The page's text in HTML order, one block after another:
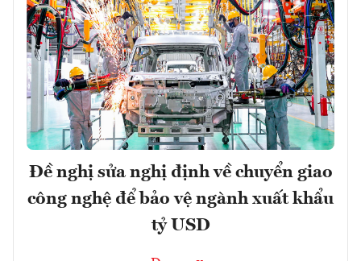
Đề nghị sửa nghị định về chuyển giao
công nghệ để bảo vệ ngành xuất khẩu
tỷ USD